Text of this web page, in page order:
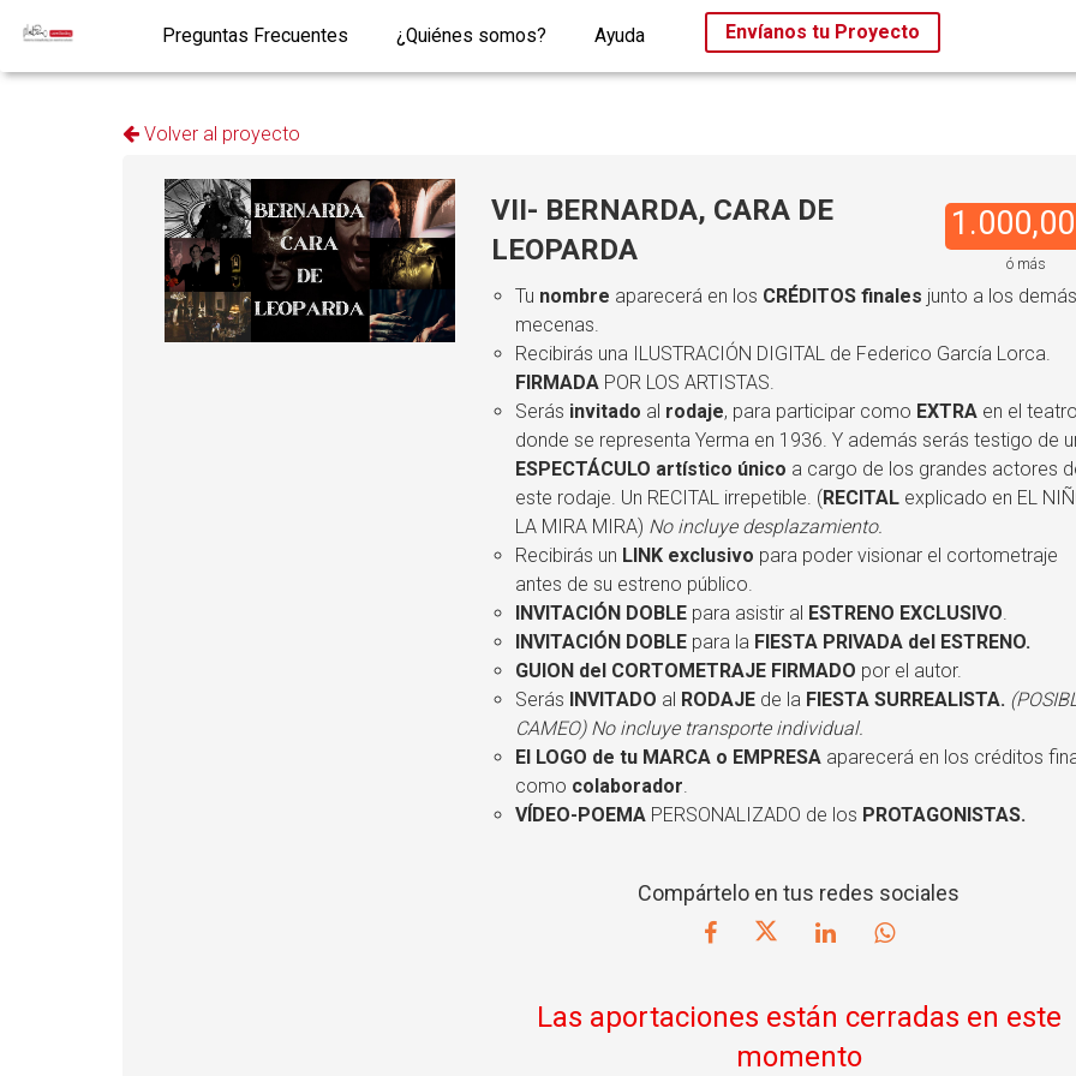
Preguntas Frecuentes ¿Quiénes somos? Ayuda Envíanos tu Proyecto
Volver al proyecto
ó más
VII- BERNARDA, CARA DE
LEOPARDA
Tu nombre aparecerá en los CRÉDITOS finales junto a los demás
mecenas.
Recibirás una ILUSTRACIÓN DIGITAL de Federico García Lorca.
FIRMADAPOR LOS ARTISTAS.
Serás invitado al rodaje, para participar como EXTRAen el teatro
donde se representa Yerma en 1936. Y además serás testigo de
ESPECTÁCULO artístico único a cargo de los grandes actores
este rodaje. Un RECITAL irrepetible. (RECITALexplicado en EL
LA MIRA MIRA) No incluye desplazamiento.
Recibirás un LINK exclusivo para poder visionar el cortometraje
antes de su estreno público.
INVITACIÓN DOBLEpara asistir al ESTRENO EXCLUSIVO.
INVITACIÓN DOBLEpara la FIESTA PRIVADA del ESTRENO.
GUION del CORTOMETRAJE FIRMADO por el autor.
Serás INVITADO al RODAJE de la FIESTA SURREALISTA.
CAMEO) No incluye transporte individual.
El LOGO de tu MARCA o EMPRESA aparecerá en los créditos
como colaborador.
VÍDEO-POEMA PERSONALIZADO de los PROTAGONISTAS.
Compártelo en tus redes sociales
Las aportaciones están cerradas en este
momento